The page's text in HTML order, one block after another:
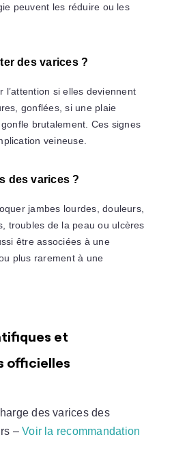
peuvent les réduire ou les
des varices ?
l’attention si elles deviennent
gonflées, si une plaie
brutalement. Ces signes
veineuse.
des varices ?
jambes lourdes, douleurs,
troubles de la peau ou ulcères
être associées à une
plus rarement à une
et
officielles
des varices des
–Voir la recommandation